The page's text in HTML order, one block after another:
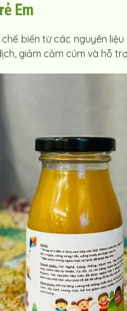
Em
biến từ các nguyên
giảm cảm cúm và hỗ